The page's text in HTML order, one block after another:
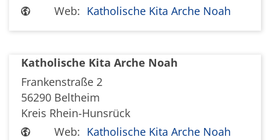
Web: Katholische Kita Arche Noah
Katholische Kita Arche Noah
Frankenstraße 2
56290 Beltheim
Kreis Rhein-Hunsrück
Web: Katholische Kita Arche Noah